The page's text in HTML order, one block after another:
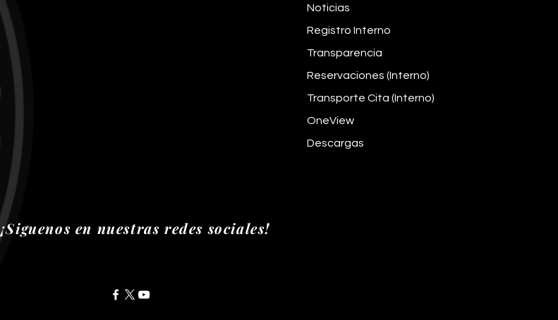
Noticias
Registro Interno
Transparencia
Reservaciones (Interno)
Transporte Cita (Interno)
OneView
Descargas
¡Siguenos en nuestras redes sociales!